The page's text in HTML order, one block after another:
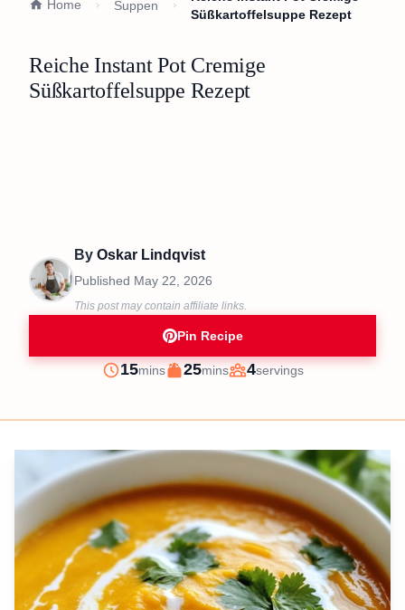
Home Suppen
Süßkartoffelsuppe Rezept
Reiche Instant Pot Cremige
Süßkartoffelsuppe Rezept
By Oskar Lindqvist
Published May 22, 2026
This post may contain affiliate links.
Pin Recipe
Prep
15minutes
mins
Cook
25minutes
mins
Servings
4servings